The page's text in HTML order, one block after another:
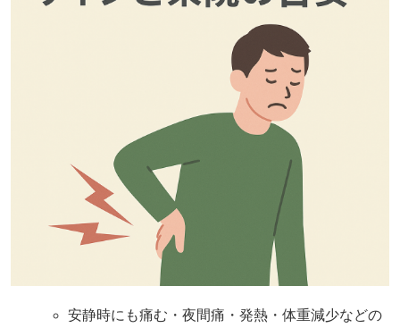
安静時にも痛む・夜間痛・発熱・体重減少などの